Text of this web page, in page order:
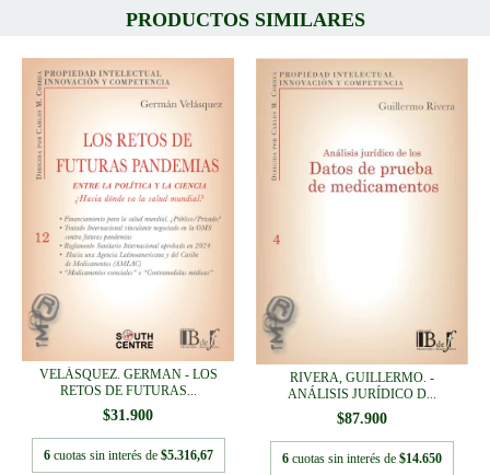
PRODUCTOS SIMILARES
VELÁSQUEZ. GERMAN - LOS
RETOS DE FUTURAS...
$31.900
6 cuotas sin interés de $5.316,67
RIVERA, GUILLERMO. -
ANÁLISIS JURÍDICO D...
$87.900
6 cuotas sin interés de $14.650